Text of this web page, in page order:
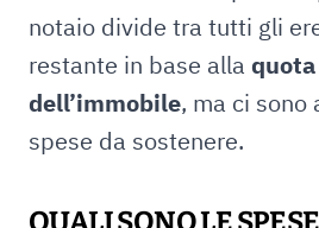
notaio divide tra tutti gli
restante in base alla
dell’immobile, ma ci sono
spese da sostenere.